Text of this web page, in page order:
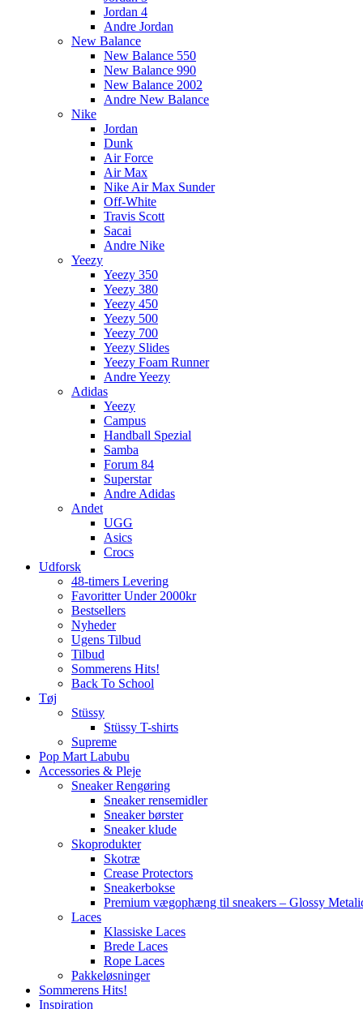
Jordan 4
Andre Jordan
New Balance
New Balance 550
New Balance 990
New Balance 2002
Andre New Balance
Nike
Jordan
Dunk
Air Force
Air Max
Nike Air Max Sunder
Off-White
Travis Scott
Sacai
Andre Nike
Yeezy
Yeezy 350
Yeezy 380
Yeezy 450
Yeezy 500
Yeezy 700
Yeezy Slides
Yeezy Foam Runner
Andre Yeezy
Adidas
Yeezy
Campus
Handball Spezial
Samba
Forum 84
Superstar
Andre Adidas
Andet
UGG
Asics
Crocs
Udforsk
48-timers Levering
Favoritter Under 2000kr
Bestsellers
Nyheder
Ugens Tilbud
Tilbud
Sommerens Hits!
Back To School
Tøj
Stüssy
Stüssy T-shirts
Supreme
Pop Mart Labubu
Accessories & Pleje
Sneaker Rengøring
Sneaker rensemidler
Sneaker børster
Sneaker klude
Skoprodukter
Skotræ
Crease Protectors
Sneakerbokse
Premium vægophæng til sneakers – Glossy
Laces
Klassiske Laces
Brede Laces
Rope Laces
Pakkeløsninger
Sommerens Hits!
Inspiration